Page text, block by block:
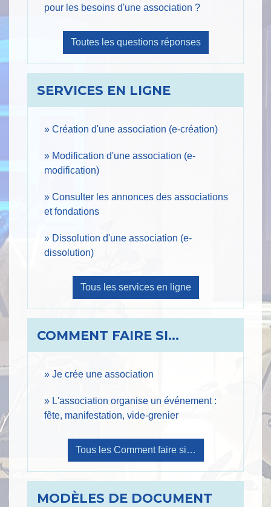
pour les besoins d'une association ?
Toutes les questions réponses
SERVICES EN LIGNE
Création d'une association (e-création)
Modification d'une association (e-
modification)
Consulter les annonces des associations
et fondations
Dissolution d'une association (e-
dissolution)
Tous les services en ligne
COMMENT FAIRE SI…
Je crée une association
L'association organise un événement :
fête, manifestation, vide-grenier
Tous les Comment faire si…
MODÈLES DE DOCUMENT